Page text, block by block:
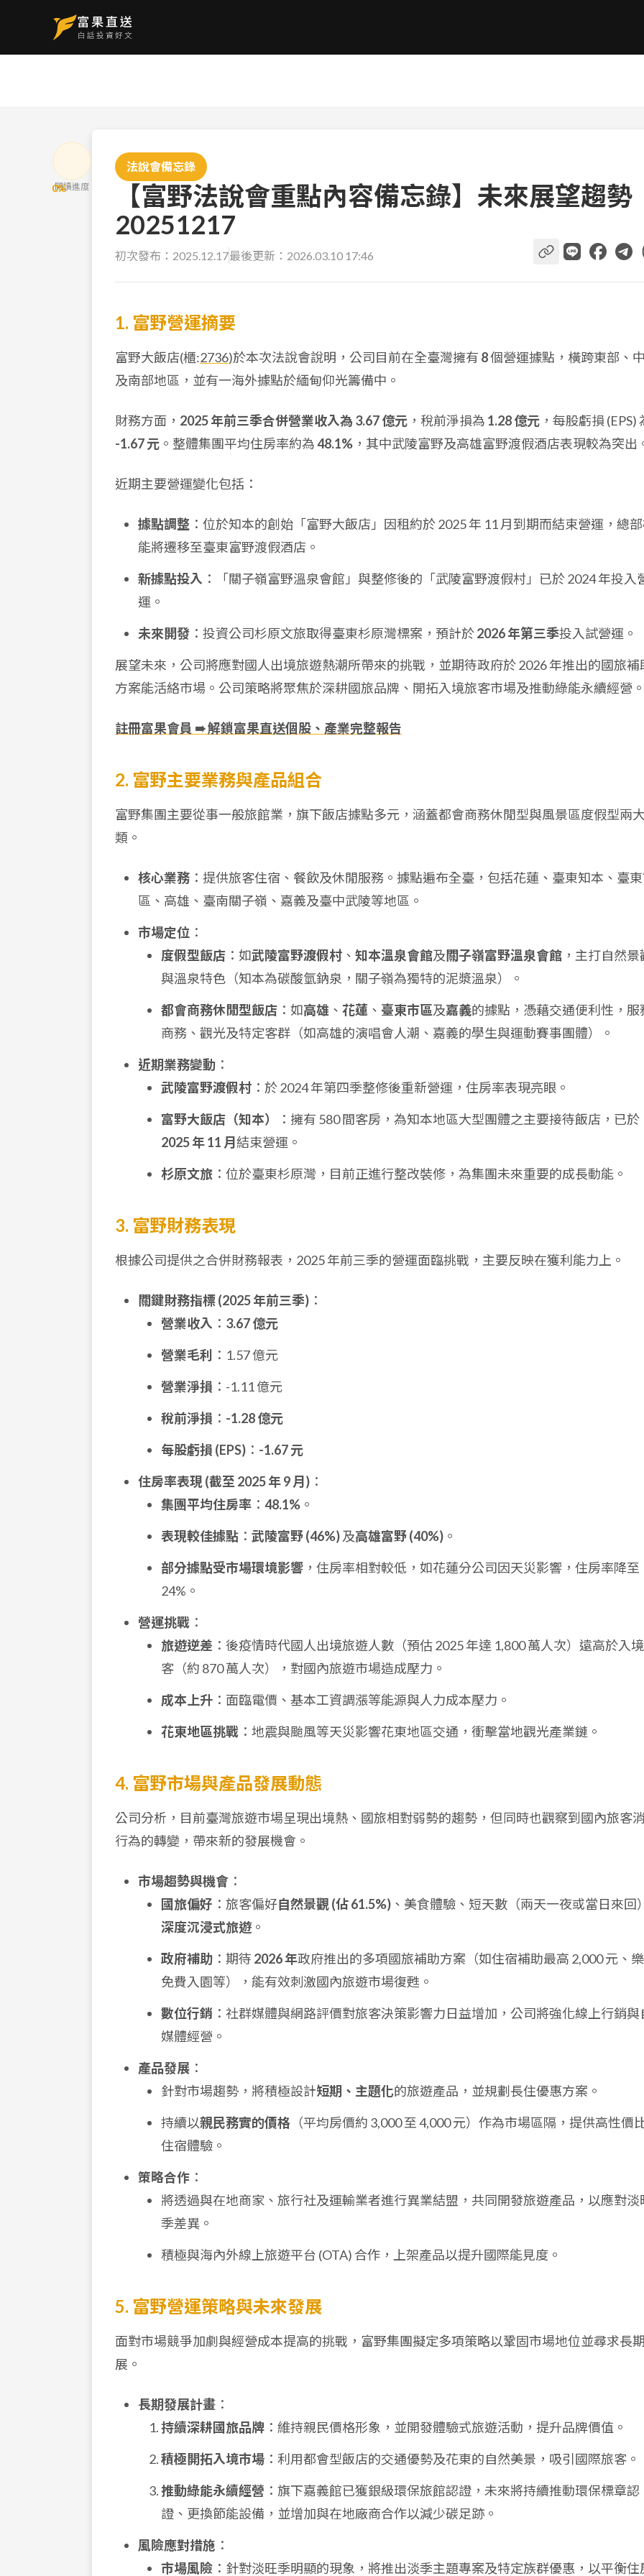
0%
閱讀進度
法說會備忘錄
【富野法說會重點內容備忘錄】未來展望趨勢
20251217
初次發布： 2025.12.17最後更新： 2026.03.10 17:46
1. 富野營運摘要
富野大飯店(櫃:2736)於本次法說會說明，公司目前在全臺灣擁有 8個營運據點，橫跨東部、
及南部地區，並有一海外據點於緬甸仰光籌備中。
財務方面， 2025 年前三季合併營業收入為 3.67 億元 ，稅前淨損為 1.28 億元 ，每股虧損 (EPS)
-1.67 元 。整體集團平均住房率約為48.1% ，其中武陵富野及高雄富野渡假酒店表現較為突出
近期主要營運變化包括：
據點調整 ：位於知本的創始「富野大飯店」因租約於 2025 年 11 月到期而結束營運，總
能將遷移至臺東富野渡假酒店。
新據點投入 ：「關子嶺富野溫泉會館」與整修後的「武陵富野渡假村」已於 2024 年投入
運。
未來開發 ：投資公司杉原文旅取得臺東杉原灣標案，預計於2026 年第三季投入試營運。
展望未來，公司將應對國人出境旅遊熱潮所帶來的挑戰，並期待政府於 2026 年推出的國旅補
方案能活絡市場。公司策略將聚焦於深耕國旅品牌、開拓入境旅客市場及推動綠能永續經營
註冊富果會員 ➠ 解鎖富果直送個股、產業完整報告
2. 富野主要業務與產品組合
富野集團主要從事一般旅館業，旗下飯店據點多元，涵蓋都會商務休閒型與風景區度假型兩
類。
核心業務 ：提供旅客住宿、餐飲及休閒服務。據點遍布全臺，包括花蓮、臺東知本、臺
區、高雄、臺南關子嶺、嘉義及臺中武陵等地區。
市場定位 ：
度假型飯店 ：如武陵富野渡假村 、 知本溫泉會館及關子嶺富野溫泉會館 ，主打自然景
與溫泉特色（知本為碳酸氫鈉泉，關子嶺為獨特的泥漿溫泉）。
都會商務休閒型飯店 ：如高雄 、 花蓮 、 臺東市區及嘉義的據點，憑藉交通便利性，服
商務、觀光及特定客群（如高雄的演唱會人潮、嘉義的學生與運動賽事團體）。
近期業務變動 ：
武陵富野渡假村 ：於 2024 年第四季整修後重新營運，住房率表現亮眼。
富野大飯店（知本）
：擁有 580 間客房，為知本地區大型團體之主要接待飯店，已於
2025 年 11 月 結束營運。
杉原文旅 ：位於臺東杉原灣，目前正進行整改裝修，為集團未來重要的成長動能。
3. 富野財務表現
根據公司提供之合併財務報表，2025 年前三季的營運面臨挑戰，主要反映在獲利能力上。
關鍵財務指標 (2025 年前三季) ：
營業收入 ： 3.67 億元
營業毛利
：1.57 億元
營業淨損 ：-1.11 億元
稅前淨損 ： -1.28 億元
每股虧損 (EPS) ： -1.67 元
住房率表現 (截至 2025 年 9 月) ：
集團平均住房率 ： 48.1% 。
表現較佳據點 ： 武陵富野 (46%)及高雄富野 (40%) 。
部分據點受市場環境影響 ，住房率相對較低，如花蓮分公司因天災影響，住房率降至
24%。
營運挑戰 ：
旅遊逆差 ：後疫情時代國人出境旅遊人數（預估 2025 年達 1,800 萬人次）遠高於入
客（約 870 萬人次），對國內旅遊市場造成壓力。
成本上升 ：面臨電價、基本工資調漲等能源與人力成本壓力。
花東地區挑戰 ：地震與颱風等天災影響花東地區交通，衝擊當地觀光產業鏈。
4. 富野市場與產品發展動態
公司分析，目前臺灣旅遊市場呈現出境熱、國旅相對弱勢的趨勢，但同時也觀察到國內旅客
行為的轉變，帶來新的發展機會。
市場趨勢與機會 ：
國旅偏好 ：旅客偏好自然景觀 (佔 61.5%) 、美食體驗、短天數（兩天一夜或當日來回
深度沉浸式旅遊 。
政府補助 ：期待 2026 年政府推出的多項國旅補助方案（如住宿補助最高 2,000 元、
免費入園等），能有效刺激國內旅遊市場復甦。
數位行銷 ：社群媒體與網路評價對旅客決策影響力日益增加，公司將強化線上行銷與
媒體經營。
產品發展 ：
針對市場趨勢，將積極設計短期、主題化的旅遊產品，並規劃長住優惠方案。
持續以親民務實的價格 （平均房價約 3,000 至 4,000 元）作為市場區隔，提供高性價
住宿體驗。
策略合作 ：
將透過與在地商家、旅行社及運輸業者進行異業結盟，共同開發旅遊產品，以應對淡
季差異。
積極與海內外線上旅遊平台 (OTA) 合作，上架產品以提升國際能見度。
5. 富野營運策略與未來發展
面對市場競爭加劇與經營成本提高的挑戰，富野集團擬定多項策略以鞏固市場地位並尋求長
展。
長期發展計畫 ：
持續深耕國旅品牌 ：維持親民價格形象，並開發體驗式旅遊活動，提升品牌價值。
積極開拓入境市場 ：利用都會型飯店的交通優勢及花東的自然美景，吸引國際旅客。
推動綠能永續經營 ：旗下嘉義館已獲銀級環保旅館認證，未來將持續推動環保標章認
證、更換節能設備，並增加與在地廠商合作以減少碳足跡。
風險應對措施 ：
市場風險 ：針對淡旺季明顯的現象，將推出淡季主題專案及特定族群優惠，以平衡住